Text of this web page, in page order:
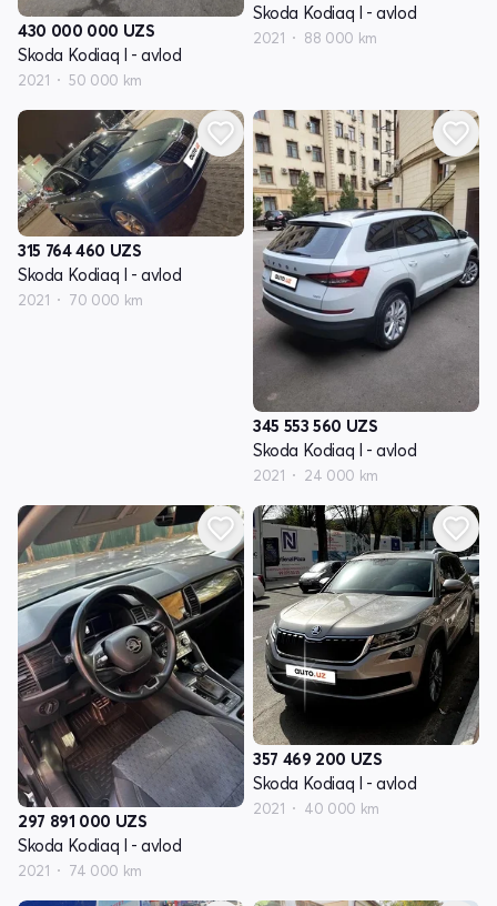
430 000 000 UZS
Skoda Kodiaq I - avlod
2021 50 000 km
Skoda Kodiaq I - avlod
2021 88 000 km
315 764 460 UZS
Skoda Kodiaq I - avlod
2021 70 000 km
345 553 560 UZS
Skoda Kodiaq I - avlod
2021 24 000 km
297 891 000 UZS
Skoda Kodiaq I - avlod
2021 74 000 km
357 469 200 UZS
Skoda Kodiaq I - avlod
2021 40 000 km